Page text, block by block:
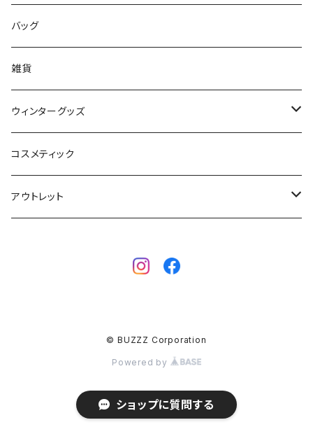
AQA
STORMBLADE
サーフボード
SUP
BBS / EAU WETSUITS
GO NATURE
MAHALO
レディース
キッズ
バッグ
雑貨
ウィンターグッズ
ブーツ
グローブ
コスメティック
アウトレット
© BUZZZ Corporation
Powered by
ショップに質問する